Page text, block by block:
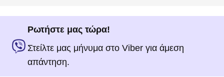
Ρωτήστε μας τώρα!
Στείλτε μας μήνυμα στο Viber για άμεση
απάντηση.